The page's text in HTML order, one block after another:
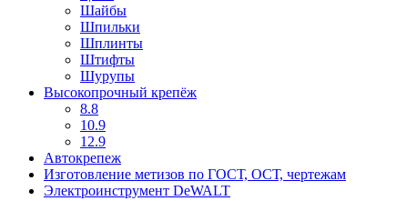
Шайбы
Шпильки
Шплинты
Штифты
Шурупы
Высокопрочный крепёж
8.8
10.9
12.9
Автокрепеж
Изготовление метизов по ГОСТ, ОСТ, чертежам
Электроинструмент DeWALT